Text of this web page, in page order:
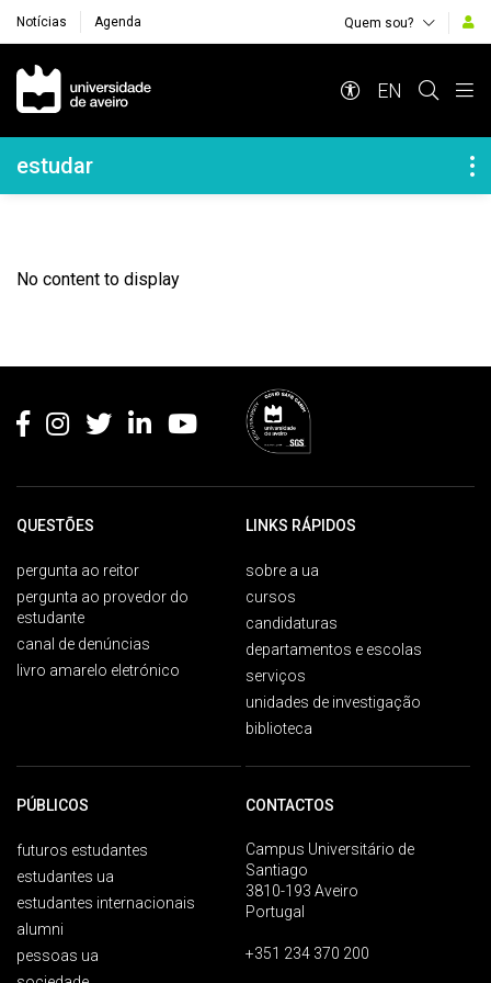
Notícias Agenda Quem sou?
Navegação Principal
EN
Navegação Lateral
estudar
No content to display
QUESTÕES
pergunta ao reitor
pergunta ao provedor do
estudante
canal de denúncias
livro amarelo eletrónico
LINKS RÁPIDOS
sobre a ua
cursos
candidaturas
departamentos e escolas
serviços
unidades de investigação
biblioteca
PÚBLICOS
futuros estudantes
estudantes ua
estudantes internacionais
alumni
pessoas ua
CONTACTOS
Campus Universitário de
Santiago
3810-193 Aveiro
Portugal
+351 234 370 200